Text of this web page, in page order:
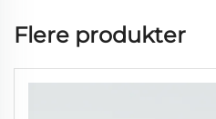
Flere produkter